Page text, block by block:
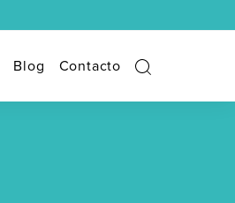
Blog Contacto